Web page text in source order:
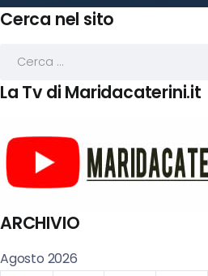
Cerca nel sito
La Tv di Maridacaterini.it
ARCHIVIO
Agosto 2026